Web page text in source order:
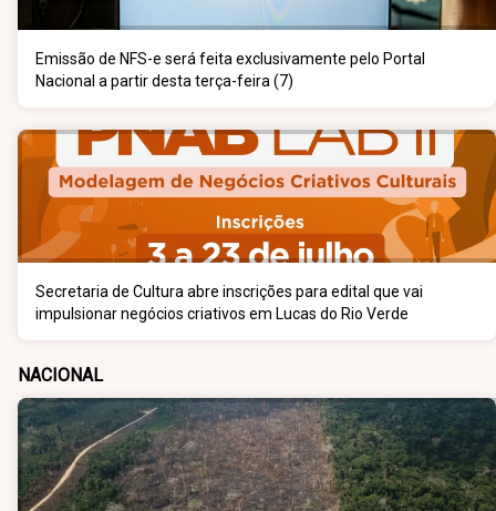
Emissão de NFS-e será feita exclusivamente pelo Portal
Nacional a partir desta terça-feira (7)
Secretaria de Cultura abre inscrições para edital que vai
impulsionar negócios criativos em Lucas do Rio Verde
NACIONAL